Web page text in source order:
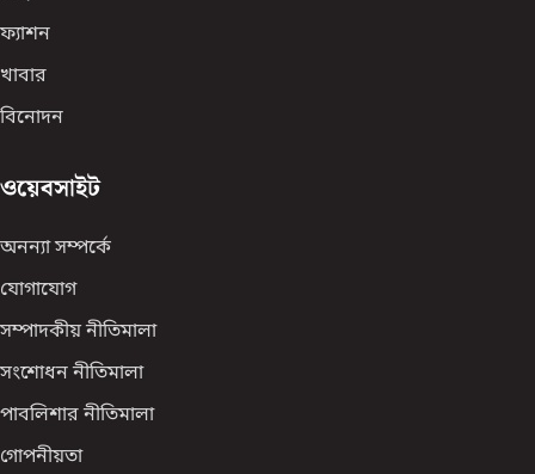
ফ্যাশন
খাবার
বিনোদন
ওয়েবসাইট
অনন্যা সম্পর্কে
যোগাযোগ
সম্পাদকীয় নীতিমালা
সংশোধন নীতিমালা
পাবলিশার নীতিমালা
গোপনীয়তা